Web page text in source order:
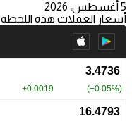
5 أغسطس، 2026
أسعار العملات هذه اللحظة